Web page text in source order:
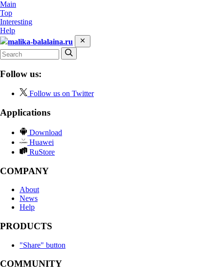
Main
Top
Interesting
Help
malika-balalaina.ru
Follow us:
Follow us on Twitter
Applications
Download
Huawei
RuStore
COMPANY
About
News
Help
PRODUCTS
"Share" button
COMMUNITY